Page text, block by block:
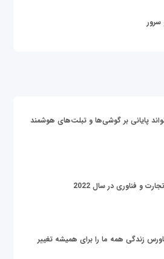
سرور
پایانی بر گوشی‌ها و تبلت‌های هوشمند
زندگی همه ما را برای همیشه تغییر